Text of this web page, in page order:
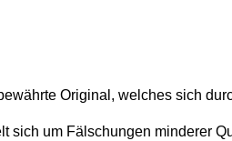
Original, welches sich
um Fälschungen minderer